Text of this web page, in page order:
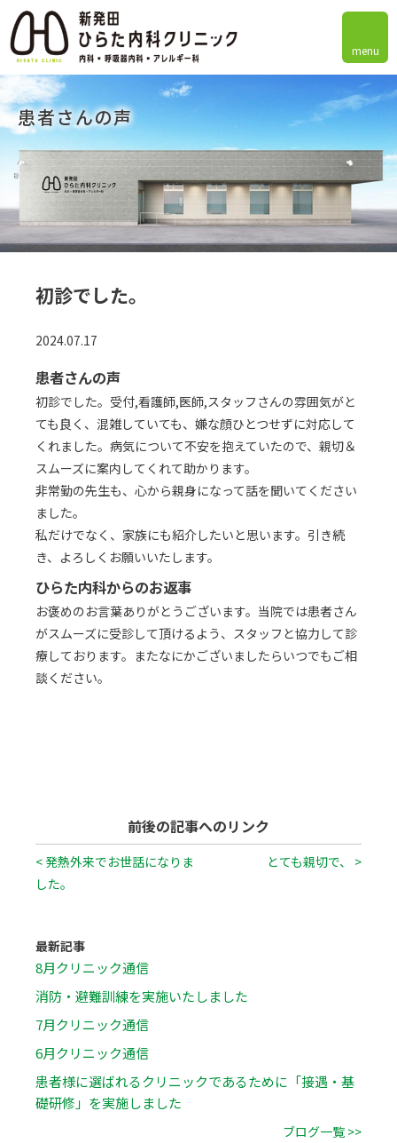
患者さんの声
初診でした。
2024.07.17
患者さんの声
初診でした。受付,看護師,医師,スタッフさんの雰囲気がと
ても良く、混雑していても、嫌な顔ひとつせずに対応して
くれました。病気について不安を抱えていたので、親切＆
スムーズに案内してくれて助かります。
非常勤の先生も、心から親身になって話を聞いてください
ました。
私だけでなく、家族にも紹介したいと思います。引き続
き、よろしくお願いいたします。
ひらた内科からのお返事
お褒めのお言葉ありがとうございます。当院では患者さん
がスムーズに受診して頂けるよう、スタッフと協力して診
療しております。またなにかございましたらいつでもご相
談ください。
前後の記事へのリンク
< 発熱外来でお世話になりま
した。
とても親切で、 >
最新記事
8月クリニック通信
消防・避難訓練を実施いたしました
7月クリニック通信
6月クリニック通信
患者様に選ばれるクリニックであるために「接遇・基
礎研修」を実施しました
ブログ一覧 >>
menu